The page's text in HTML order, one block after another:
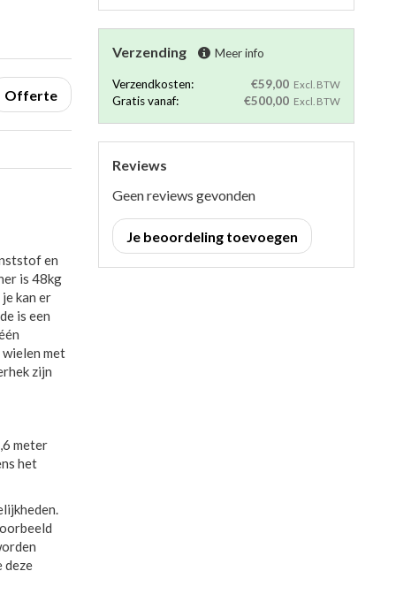
Offerte
en
is 48kg
kan er
is een
met
zijn
meter
het
deze
Verzending Meer info
Verzendkosten: €59,00 Excl. BTW
Gratis vanaf: €500,00 Excl. BTW
Reviews
Geen reviews gevonden
Je beoordeling toevoegen